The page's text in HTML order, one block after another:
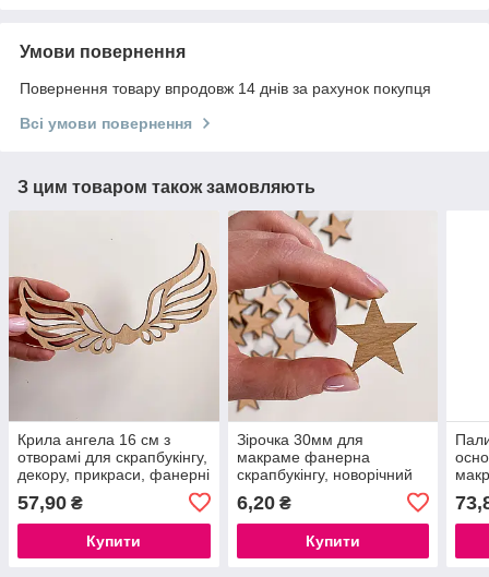
Умови повернення
Повернення товару впродовж 14 днів за рахунок покупця
Всі умови повернення
З цим товаром також замовляють
Крила ангела 16 см з
отворамі для скрапбукінгу,
декору, прикраси, фанерні
57,90 ₴
Купити
Зірочка 30мм для
макраме фанерна
скрапбукінгу, новорічний
6,20₴
Купити